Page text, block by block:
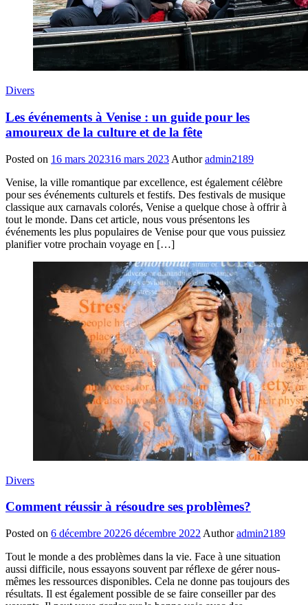
Divers
Les événements à Venise : un guide pour les
amoureux de la culture et de la fête
Posted on 16 mars 202316 mars 2023 Author admin2189
Venise, la ville romantique par excellence, est également célèbre
pour ses événements culturels et festifs. Des festivals de musique
classique aux carnavals colorés, Venise a quelque chose à offrir à
tout le monde. Dans cet article, nous vous présentons les
événements les plus populaires de Venise pour que vous puissiez
planifier votre prochain voyage en […]
Divers
Comment réussir à résoudre ses problèmes?
Posted on 6 décembre 20226 décembre 2022 Author admin2189
Tout le monde a des problèmes dans la vie. Face à une situation
aussi difficile, nous essayons souvent par réflexe de gérer nous-
mêmes les ressources disponibles. Cela ne donne pas toujours des
résultats. Il est également possible de se faire conseiller par des